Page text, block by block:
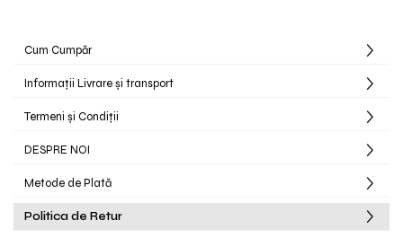
Cum Cumpăr
Informații Livrare și transport
Termeni și Condiții
DESPRE NOI
Metode de Plată
Politica de Retur